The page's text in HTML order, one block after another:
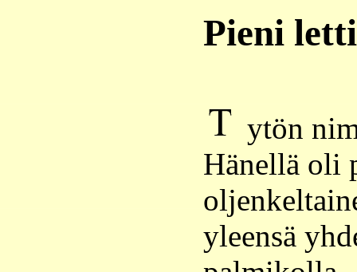
Pieni
ytön
Hänellä oli
yleensä